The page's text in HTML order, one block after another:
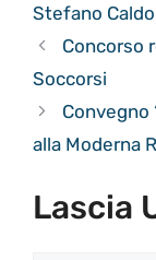
Stefano
Concorso
Soccorsi
Convegno
alla Moderna
Lascia